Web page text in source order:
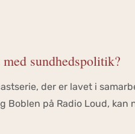
sundhedspolitik?
der er lavet i
Boblen på Radio Loud, kan